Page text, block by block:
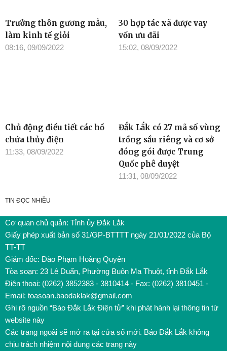
Trưởng thôn gương mẫu,
làm kinh tế giỏi
08:16, 09/09/2022
30 hợp tác xã được vay
vốn ưu đãi
15:02, 08/09/2022
Chủ động điều tiết các hồ
chứa thủy điện
11:33, 08/09/2022
Đắk Lắk có 27 mã số vùng
trồng sầu riêng và cơ sở
đóng gói được Trung
Quốc phê duyệt
11:31, 08/09/2022
TIN ĐỌC NHIỀU
Cơ quan chủ quản: Tỉnh ủy Đắk Lắk
Giấy phép xuất bản số 31/GP-BTTTT ngày 21/01/2022 của Bộ
TT-TT
Giám đốc: Đào Phạm Hoàng Quyên
Tòa soạn: 23 Lê Duẩn, Phường Buôn Ma Thuột, tỉnh Đắk Lắk
Điện thoại: (0262) 3852383 - 3810414 - Fax: (0262) 3810451 -
Email: toasoan.baodaklak@gmail.com
Ghi rõ nguồn “Báo Đắk Lắk Điện tử” khi phát hành lại thông tin từ
website này
Các trang ngoài sẽ mở ra tại cửa sổ mới. Báo Đắk Lắk không
chịu trách nhiệm nội dung các trang này